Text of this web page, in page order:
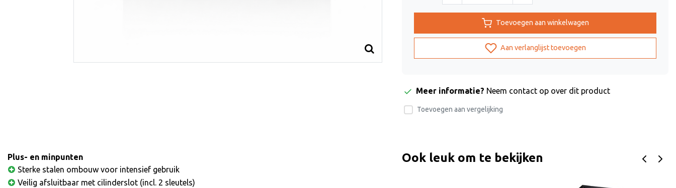
Toevoegen aan winkelwagen
Aan verlanglijst toevoegen
Meer informatie? Neem contact op over dit product
Toevoegen aan vergelijking
Plus- en minpunten
Sterke stalen ombouw voor intensief gebruik
Veilig afsluitbaar met cilinderslot (incl. 2 sleutels)
Ook leuk om te bekijken